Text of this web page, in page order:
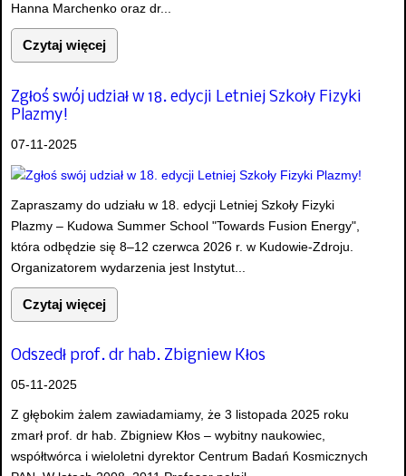
Hanna Marchenko oraz dr...
Czytaj więcej
Zgłoś swój udział w 18. edycji Letniej Szkoły Fizyki
Plazmy!
07-11-2025
Zapraszamy do udziału w 18. edycji Letniej Szkoły Fizyki
Plazmy – Kudowa Summer School "Towards Fusion Energy",
która odbędzie się 8–12 czerwca 2026 r. w Kudowie-Zdroju.
Organizatorem wydarzenia jest Instytut...
Czytaj więcej
Odszedł prof. dr hab. Zbigniew Kłos
05-11-2025
Z głębokim żalem zawiadamiamy, że 3 listopada 2025 roku
zmarł prof. dr hab. Zbigniew Kłos – wybitny naukowiec,
współtwórca i wieloletni dyrektor Centrum Badań Kosmicznych